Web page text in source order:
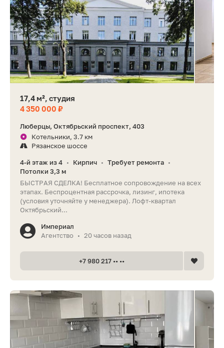
17,4 м², студия
4 350 000 ₽
Люберцы, Октябрьский проспект, 403
Котельники, 3.7 км
Рязанское шоссе
4-й этаж из 4 • Кирпич • Требует ремонта •
Потолки 3,3 м
БЫСТРАЯ СДЕЛКА! Бесплатное сопровождение на всех
этапах. Беспроцентная рассрочка, лизинг, ипотека
(условия уточняйте у менеджера). Лофт-квартал
Октябрьский...
Империал
Агентство
• 20 часов назад
+7 980 217 •• ••